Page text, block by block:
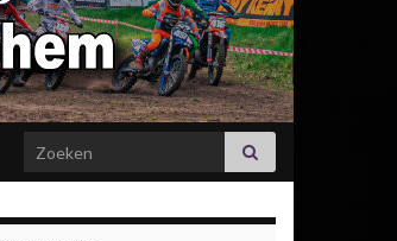
Search for: